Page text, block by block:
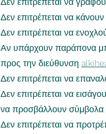
Δεν επιτρέπεται να
Δεν επιτρέπεται να
Αν υπάρχουν παράπονα
προς την διεύθυνση
Δεν επιτρέπεται να
Δεν επιτρέπεται να
να προσβάλλουν σύμβολα.
Δεν επιτρέπεται να